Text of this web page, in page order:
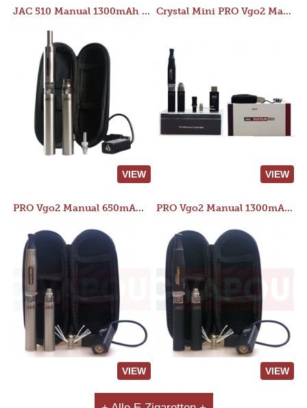
JAC 510 Manual 1300mAh Starter Kit
VIEW
Crystal Mini PRO Vgo2 Manual 400mAh Kit
VIEW
PRO Vgo2 Manual 650mAh Kit
VIEW
PRO Vgo2 Manual 1300mAh Kit
VIEW